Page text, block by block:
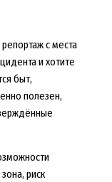
с места
и хотите
быт,
полезен,
риск